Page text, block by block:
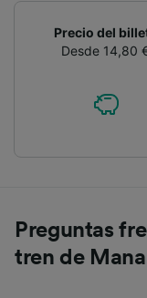
Precio del
Desde 14,80
Preguntas
tren de